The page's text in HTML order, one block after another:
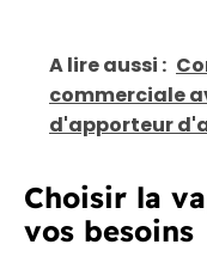
A lire aussi :
commerciale
d'apporteur
Choisir la
vos besoins